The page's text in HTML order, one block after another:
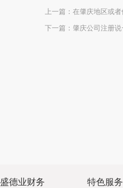
上一篇：在肇庆地区或
下一篇：肇庆公司注册
盛德业财务 特色服务